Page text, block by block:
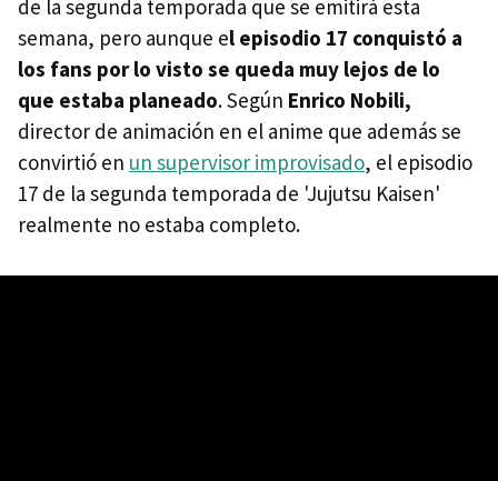
de la segunda temporada que se emitirá esta
semana, pero aunque el episodio 17 conquistó a
los fans por lo visto se queda muy lejos de lo
que estaba planeado. Según Enrico Nobili,
director de animación en el anime que además se
convirtió en un supervisor improvisado, el episodio
17 de la segunda temporada de 'Jujutsu Kaisen'
realmente no estaba completo.